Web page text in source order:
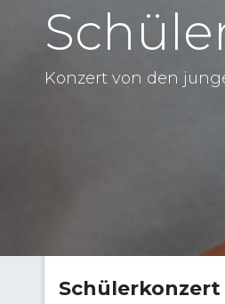
Konzert von den